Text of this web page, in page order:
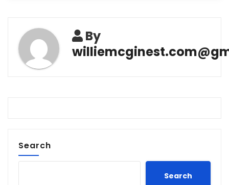
By
Search
Search